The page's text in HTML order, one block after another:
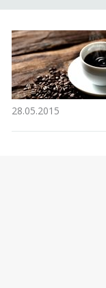
28.05.2015